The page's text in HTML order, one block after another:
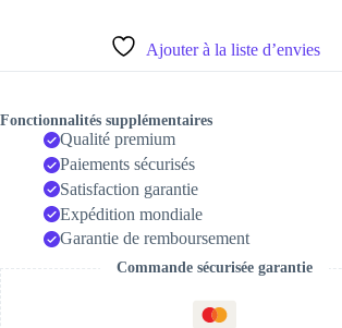
Ajouter à la liste d’envies
Fonctionnalités supplémentaires
Qualité premium
Paiements sécurisés
Satisfaction garantie
Expédition mondiale
Garantie de remboursement
Commande sécurisée garantie